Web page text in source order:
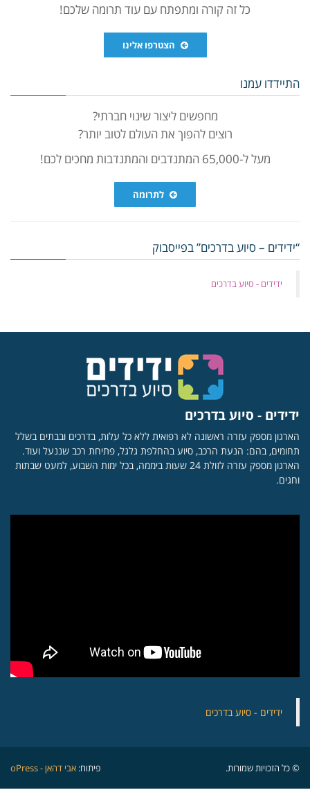
כל זה קורה ומתפתח עם עוד תרומה שלכם!
הצטרפו אלינו
התיידדו עמנו
מחפשים ליצור שינוי חברתי?
רוצים להפוך את העולם לטוב יותר?
מעל ל-65,000 המתנדבים והמתנדבות מחכים לכם!
לתרומה
“ידידים – סיוע בדרכים” בפייסבוק
‏ידידים - סיוע בדרכים
ידידים - סיוע בדרכים
הארגון מספק עזרה ראשונה לא רפואית ללא כל עלות, בדרכים ובבתים בשלל
תחומים, בהם: הנעת הרכב, סיוע בהחלפת גלגל, פתיחת רכב שננעל ועוד.
הארגון מספק עזרה לזולת 24 שעות ביממה, בכל ימות השבוע, למעט שבתות
וחגים.
‏ידידים - סיוע בדרכים
© כל הזכויות שמורות. פיתוח:אבי דהאן - oPress